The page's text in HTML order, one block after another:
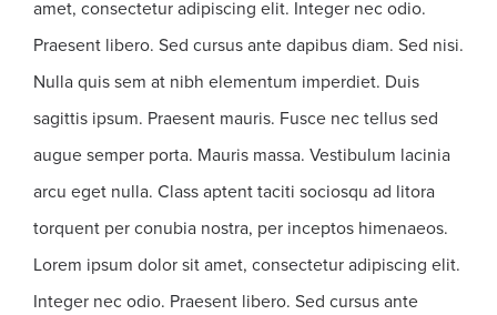
amet, consectetur adipiscing elit. Integer nec odio.
Praesent libero. Sed cursus ante dapibus diam. Sed nisi.
Nulla quis sem at nibh elementum imperdiet. Duis
sagittis ipsum. Praesent mauris. Fusce nec tellus sed
augue semper porta. Mauris massa. Vestibulum lacinia
arcu eget nulla. Class aptent taciti sociosqu ad litora
torquent per conubia nostra, per inceptos himenaeos.
Lorem ipsum dolor sit amet, consectetur adipiscing elit.
Integer nec odio. Praesent libero. Sed cursus ante